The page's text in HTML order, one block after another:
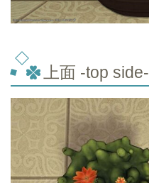
上面 -top side-